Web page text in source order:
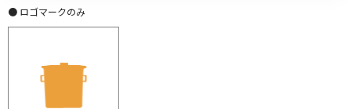
● ロゴマークのみ